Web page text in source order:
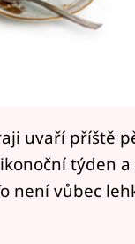
uvaří příště
týden
není vůbec